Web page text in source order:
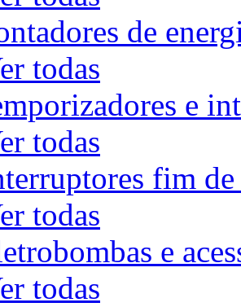
de
todas
e
todas
fim de
todas
e
todas